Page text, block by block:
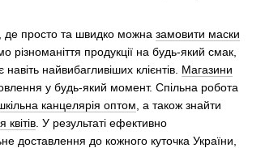
де просто та швидко можна замовити маски
продукції на будь-який смак,
найвибагливіших клієнтів. Магазини
у будь-який момент. Спільна робота
канцелярія оптом , а також знайти
квітів . У результаті ефективно
доставлення до кожного куточка України,